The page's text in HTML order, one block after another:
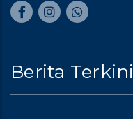
Berita Terkini